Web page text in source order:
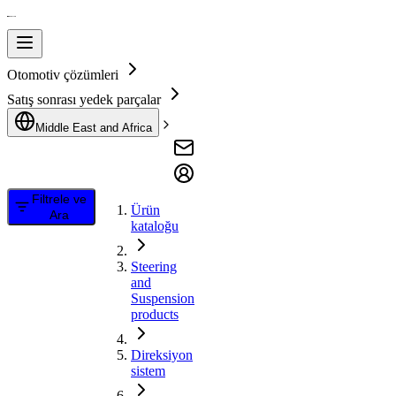
Otomotiv çözümleri
Satış sonrası yedek parçalar
Middle East and Africa
Filtrele ve
Ara
Ürün
kataloğu
Steering
and
Suspension
products
Direksiyon
sistem